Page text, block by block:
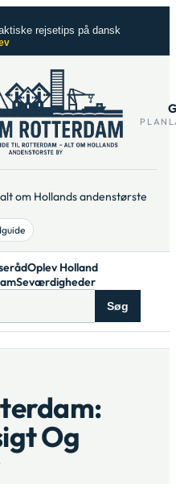
rejsetips på dansk
om Hollands andenstørste
Oplev Holland
Seværdigheder
Søg
Og